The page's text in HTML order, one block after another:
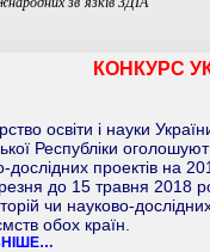
КОНКУРС
освіти і науки
Республіки
дослідних проектів на
до 15 травня 2018
чи науково-
обох країн.